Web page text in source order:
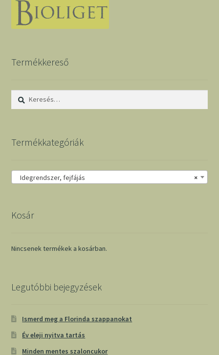
Termékkereső
Keresés:
Termékkategóriák
×
Idegrendszer, fejfájás
Kosár
Nincsenek termékek a kosárban.
Legutóbbi bejegyzések
Ismerd meg a Florinda szappanokat
Év eleji nyitva tartás
Minden mentes szaloncukor